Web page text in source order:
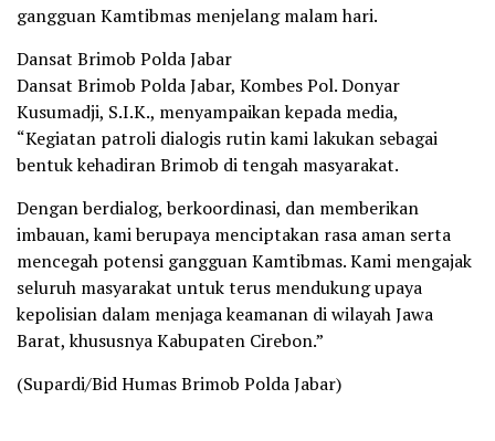
gangguan Kamtibmas menjelang malam hari.
Dansat Brimob Polda Jabar
Dansat Brimob Polda Jabar, Kombes Pol. Donyar
Kusumadji, S.I.K., menyampaikan kepada media,
“Kegiatan patroli dialogis rutin kami lakukan sebagai
bentuk kehadiran Brimob di tengah masyarakat.
Dengan berdialog, berkoordinasi, dan memberikan
imbauan, kami berupaya menciptakan rasa aman serta
mencegah potensi gangguan Kamtibmas. Kami mengajak
seluruh masyarakat untuk terus mendukung upaya
kepolisian dalam menjaga keamanan di wilayah Jawa
Barat, khususnya Kabupaten Cirebon.”
(Supardi/Bid Humas Brimob Polda Jabar)